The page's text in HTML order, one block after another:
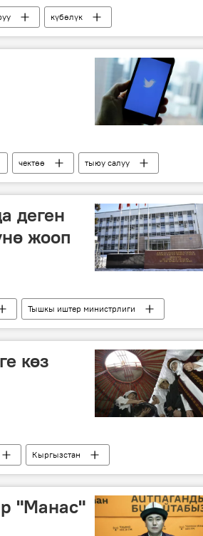
күбөлүк
чектөө тыюу салуу
деген
жооп
Тышкы иштер министрлиги
көз
Кыргызстан
"Манас"